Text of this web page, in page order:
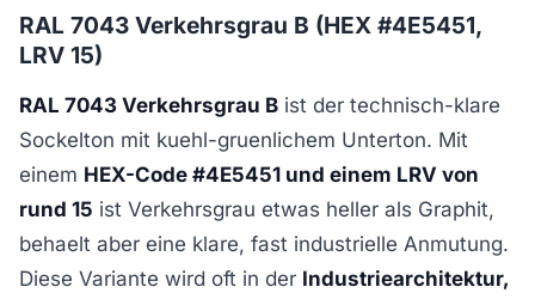
RAL 7043 Verkehrsgrau B (HEX #4E5451,
LRV 15)
RAL 7043 Verkehrsgrau B ist der technisch-klare
Sockelton mit kuehl-gruenlichem Unterton. Mit
einem HEX-Code #4E5451 und einem LRV von
rund 15 ist Verkehrsgrau etwas heller als Graphit,
behaelt aber eine klare, fast industrielle Anmutung.
Diese Variante wird oft in der Industriearchitektur,